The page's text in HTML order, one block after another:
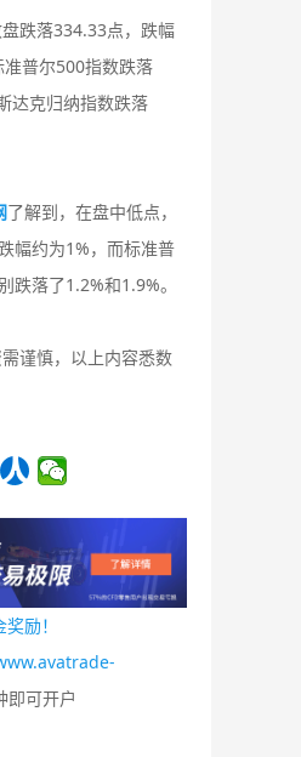
跌落334.33点，跌幅
普尔500指数跌落
达克归纳指数跌落
了解到，在盘中低点，
幅约为1%，而标准普
跌落了1.2%和1.9%。
谨慎，以上内容悉数
励！
即可开户